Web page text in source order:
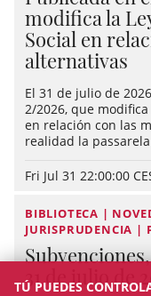
modifica la
Social en
alternativas
El 31 de julio de
2/2026, que
en relación con las
realidad la passarela
Fri Jul 31 22:00:00
BIBLIOTECA |
JURISPRUDENCIA |
31 de julio de
TÚ PUEDES